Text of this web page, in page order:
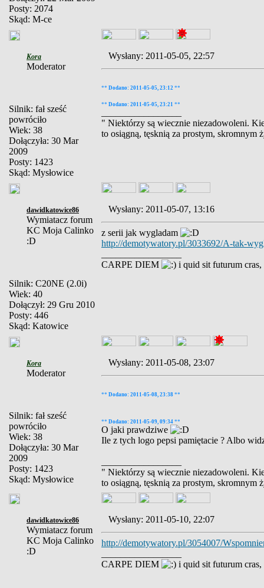
Posty: 2074
Skąd: M-ce
Kora
Moderator
Silnik: fał sześć
powróciło
Wiek: 38
Dołączyła: 30 Mar
2009
Posty: 1423
Skąd: Mysłowice
Wysłany: 2011-05-05, 22:57
** Dodano: 2011-05-05, 23:12 **
** Dodano: 2011-05-05, 23:21 **
" Niektórzy są wiecznie niezadowoleni.
to osiągną, tęsknią za prostym, skromnym
dawidkatowice86
Wymiatacz forum
KC Moja Calinko
:D
Silnik: C20NE (2.0i)
Wiek: 40
Dołączył: 29 Gru 2010
Posty: 446
Skąd: Katowice
Wysłany: 2011-05-07, 13:16
z serii jak wygladam
http://demotywatory.pl/3033692/A-tak-
CARPE DIEM
i quid sit futurum
Kora
Moderator
Silnik: fał sześć
powróciło
Wiek: 38
Dołączyła: 30 Mar
2009
Posty: 1423
Skąd: Mysłowice
Wysłany: 2011-05-08, 23:07
** Dodano: 2011-05-08, 23:38 **
** Dodano: 2011-05-09, 09:34 **
O jaki prawdziwe
Ile z tych logo pepsi pamiętacie ? Albo
" Niektórzy są wiecznie niezadowoleni.
to osiągną, tęsknią za prostym, skromnym
dawidkatowice86
Wymiatacz forum
KC Moja Calinko
:D
Wysłany: 2011-05-10, 22:07
http://demotywatory.pl/3054007/
CARPE DIEM
i quid sit futurum